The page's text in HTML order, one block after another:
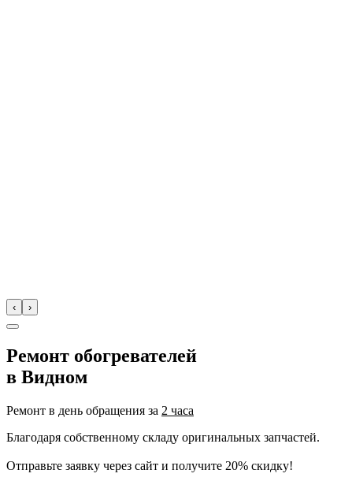
‹ ›
Ремонт обогревателей
в Видном
Ремонт в день обращения за 2 часа
Благодаря собственному складу оригинальных запчастей.
Отправьте заявку через сайт и получите 20% скидку!